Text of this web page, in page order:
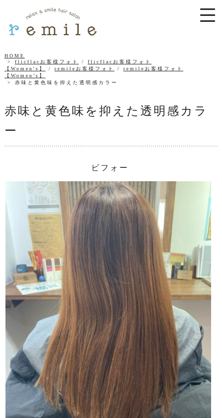
HOME
flicflacお客様フォト
/ flicflacお客様フォト
【Women's】
/ remileお客様フォト / remileお客様フォト
【Women’s】
赤味と黄色味を抑えた透明感カラー
赤味と黄色味を抑えた透明感カラ
ー
ビフォー